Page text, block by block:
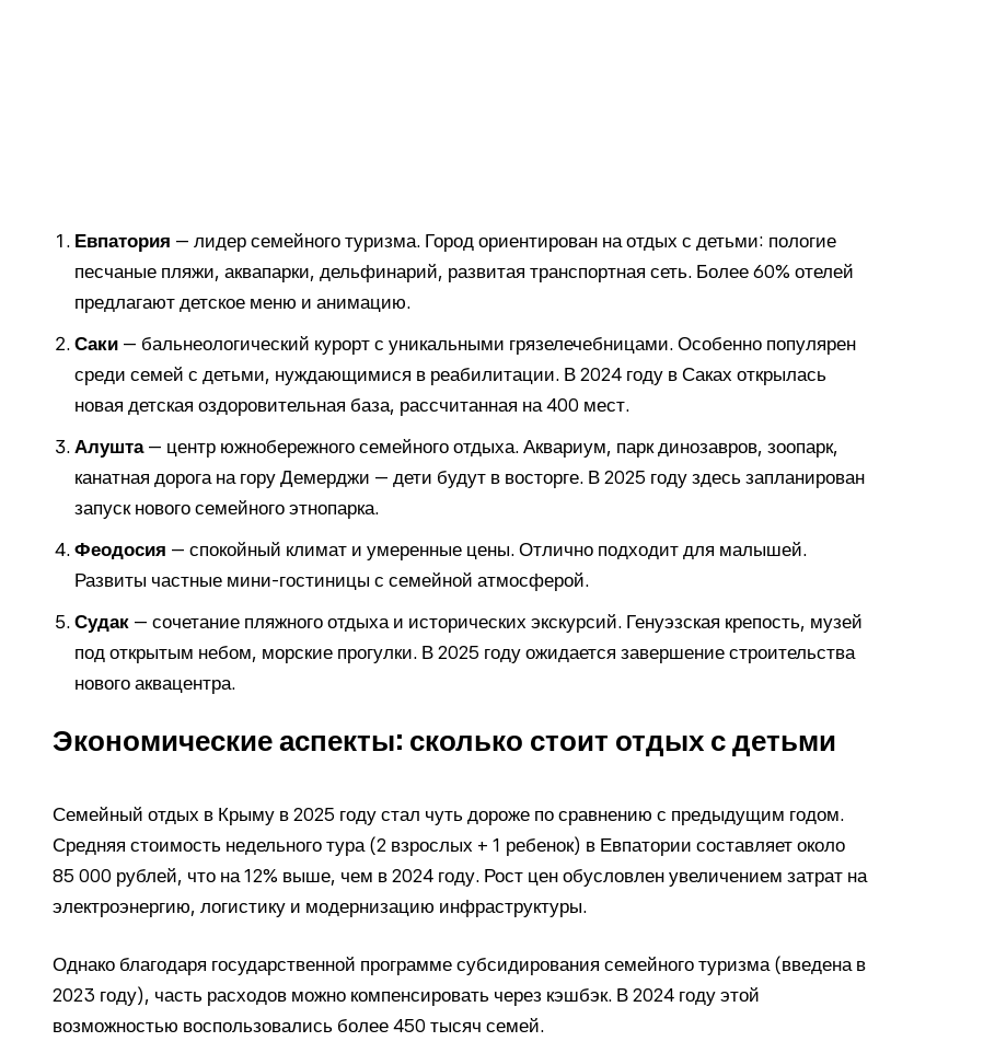
Евпатория — лидер семейного туризма. Город ориентирован на отдых с детьми: пологие
песчаные пляжи, аквапарки, дельфинарий, развитая транспортная сеть. Более 60% отелей
предлагают детское меню и анимацию.
Саки — бальнеологический курорт с уникальными грязелечебницами. Особенно популярен
среди семей с детьми, нуждающимися в реабилитации. В 2024 году в Саках открылась
новая детская оздоровительная база, рассчитанная на 400 мест.
Алушта— центр южнобережного семейного отдыха. Аквариум, парк динозавров, зоопарк,
канатная дорога на гору Демерджи — дети будут в восторге. В 2025 году здесь запланирован
запуск нового семейного этнопарка.
Феодосия — спокойный климат и умеренные цены. Отлично подходит для малышей.
Развиты частные мини-гостиницы с семейной атмосферой.
Судак — сочетание пляжного отдыха и исторических экскурсий. Генуэзская крепость, музей
под открытым небом, морские прогулки. В 2025 году ожидается завершение строительства
нового аквацентра.
Экономические аспекты: сколько стоит отдых с детьми
Семейный отдых в Крыму в 2025 году стал чуть дороже по сравнению с предыдущим годом.
Средняя стоимость недельного тура (2 взрослых + 1 ребенок) в Евпатории составляет около
85 000 рублей, что на 12% выше, чем в 2024 году. Рост цен обусловлен увеличением затрат на
электроэнергию, логистику и модернизацию инфраструктуры.
Однако благодаря государственной программе субсидирования семейного туризма (введена в
2023 году), часть расходов можно компенсировать через кэшбэк. В 2024 году этой
возможностью воспользовались более 450 тысяч семей.